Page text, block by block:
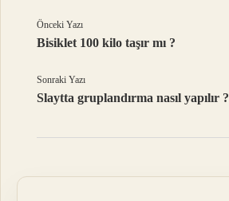
Önceki Yazı
Bisiklet 100 kilo taşır mı ?
Sonraki Yazı
Slaytta gruplandırma nasıl yapılır ?